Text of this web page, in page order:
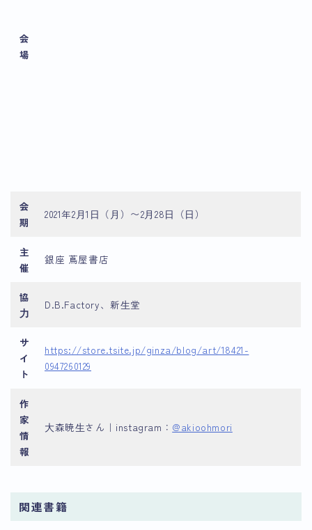
会
場
会
期
2021年2⽉1⽇（⽉）〜2⽉28⽇（⽇）
主
催
銀座 蔦屋書店
協
⼒
D.B.Factory、新⽣堂
サ
イ
ト
https://store.tsite.jp/ginza/blog/art/18421-
0947260129
作
家
情
報
⼤森暁⽣さん｜instagram： @akioohmori
関連書籍